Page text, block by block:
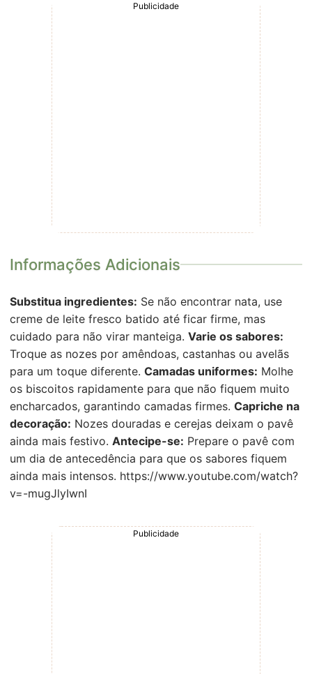
Publicidade
Informações Adicionais
Substitua ingredientes: Se não encontrar nata, use
creme de leite fresco batido até ficar firme, mas
cuidado para não virar manteiga. Varie os sabores:
Troque as nozes por amêndoas, castanhas ou avelãs
para um toque diferente. Camadas uniformes: Molhe
os biscoitos rapidamente para que não fiquem muito
encharcados, garantindo camadas firmes. Capriche na
decoração: Nozes douradas e cerejas deixam o pavê
ainda mais festivo. Antecipe-se: Prepare o pavê com
um dia de antecedência para que os sabores fiquem
ainda mais intensos. https://www.youtube.com/watch?
v=-mugJlyIwnI
Publicidade